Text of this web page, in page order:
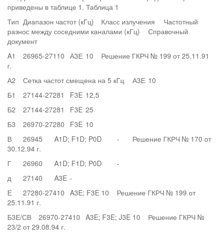
приведены в таблице 1. Таблица 1
Тип Диапазон частот (кГц) Класс излучения
Частотный
разнос между соседними каналами (кГц)
Справочный
документ
A1
26965-27110 А3Е 10
Решение ГКРЧ № 199 от 25.11.91
г.
А2
Сетка частот смещена на 5 кГц А3Е 10
Б1
27144-27281 F3E 12,5
Б2
27144-27281 F3E 25
Б3
26970-27280 F3E 10
В
26945 A1D; F1D; P0D -
Решение ГКРЧ № 170 от
30.12.94 г.
Г
26960 A1D; F1D; P0D
-
д
27140 A3E -
Е
27280-27410 A3E; F3E 10
Решение ГКРЧ № 199 от
25.11.91 г.
Б3Е/СВ
26970-27410 A3E; F3E; J3E 10
Решение ГКРЧ №
23/2 от 29.08.94 г.